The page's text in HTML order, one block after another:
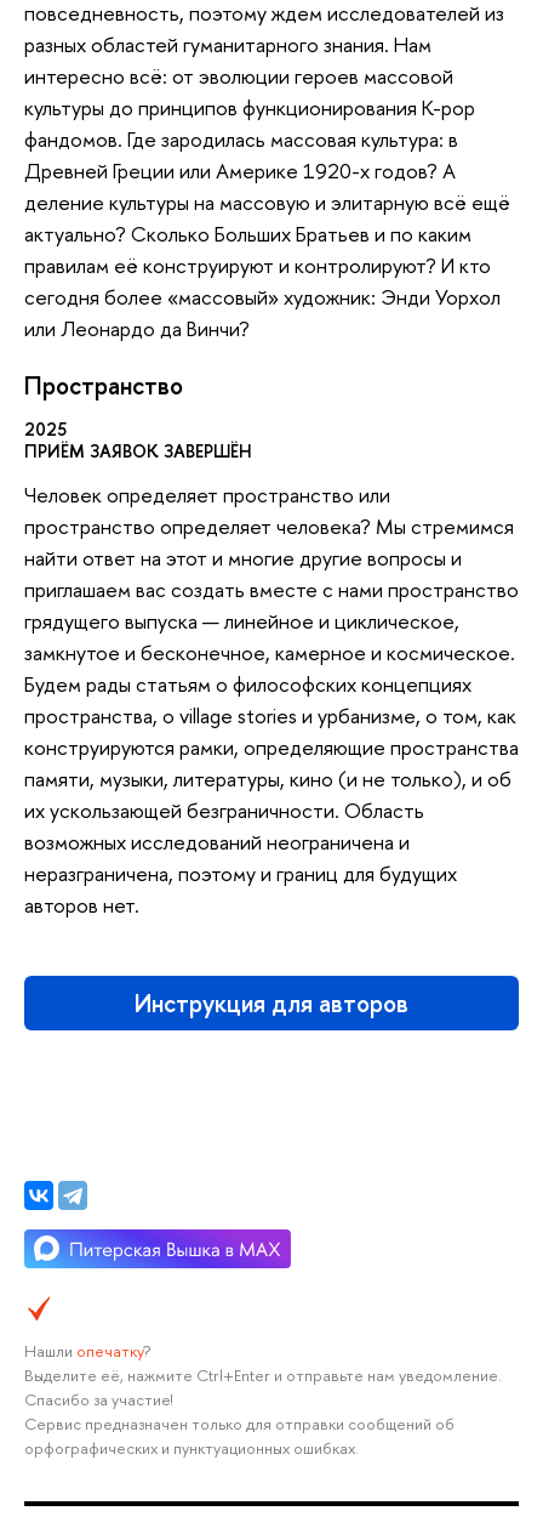
повседневность, поэтому ждем исследователей из
разных областей гуманитарного знания. Нам
интересно всё: от эволюции героев массовой
культуры до принципов функционирования K-pop
фандомов. Где зародилась массовая культура: в
Древней Греции или Америке 1920-х годов? А
деление культуры на массовую и элитарную всё ещё
актуально? Сколько Больших Братьев и по каким
правилам её конструируют и контролируют? И кто
сегодня более «массовый» художник: Энди Уорхол
или Леонардо да Винчи?
Пространство
2025
ПРИЁМ ЗАЯВОК ЗАВЕРШЁН
Человек определяет пространство или
пространство определяет человека? Мы стремимся
найти ответ на этот и многие другие вопросы и
приглашаем вас создать вместе с нами пространство
грядущего выпуска — линейное и циклическое,
замкнутое и бесконечное, камерное и космическое.
Будем рады статьям о философских концепциях
пространства, о village stories и урбанизме, о том, как
конструируются рамки, определяющие пространства
памяти, музыки, литературы, кино (и не только), и об
их ускользающей безграничности. Область
возможных исследований неограничена и
неразграничена, поэтому и границ для будущих
авторов нет.
Инструкция для авторов
Нашли опечатку?
Выделите её, нажмите Ctrl+Enter и отправьте нам уведомление.
Спасибо за участие!
Сервис предназначен только для отправки сообщений об
орфографических и пунктуационных ошибках.